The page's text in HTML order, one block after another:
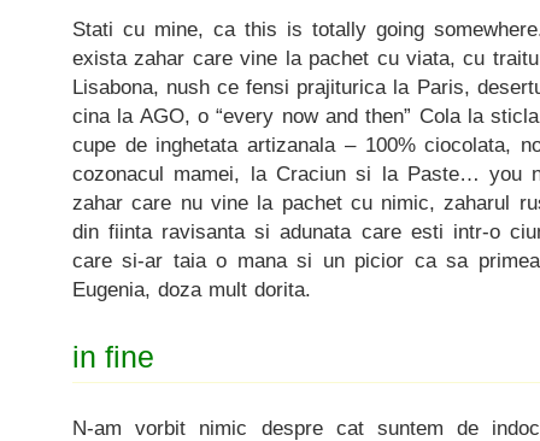
Stati cu mine, ca this is totally going
exista zahar care vine la pachet cu viata, cu
Lisabona, nush ce fensi prajiturica la Paris,
cina la AGO, o “every now and then” Cola la
cupe de inghetata artizanala – 100% ciocolata,
cozonacul mamei, la Craciun si la Paste… you
zahar care nu vine la pachet cu nimic, zaharul
din fiinta ravisanta si adunata care esti intr-o
care si-ar taia o mana si un picior ca sa
Eugenia, doza mult dorita.
in fine
N-am vorbit nimic despre cat suntem de